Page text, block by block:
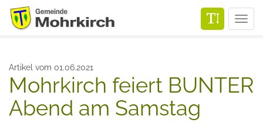
Artikel vom 01.06.2021
Mohrkirch feiert BUNTER
Abend am Samstag